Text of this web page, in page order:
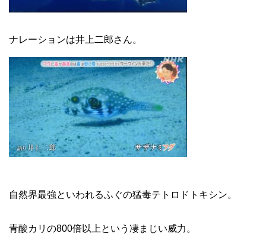
ナレーションは井上二郎さん。
自然界最強といわれるふぐの猛毒テトロドトキシン。
青酸カリの800倍以上という凄まじい威力。